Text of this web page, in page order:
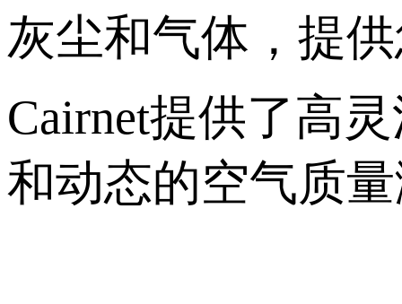
灰尘和气体，提
Cairnet提供了高
和动态的空气质